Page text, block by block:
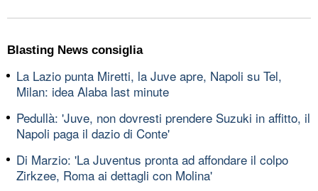
Blasting News consiglia
La Lazio punta Miretti, la Juve apre, Napoli su Tel,
Milan: idea Alaba last minute
Pedullà: 'Juve, non dovresti prendere Suzuki in affitto, il
Napoli paga il dazio di Conte'
Di Marzio: 'La Juventus pronta ad affondare il colpo
Zirkzee, Roma ai dettagli con Molina'